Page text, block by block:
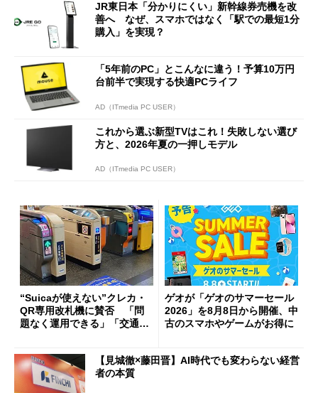
JR東日本「分かりにくい」新幹線券売機を改
善へ なぜ、スマホではなく「駅での最短1分
購入」を実現？
「5年前のPC」とこんなに違う！予算10万円
台前半で実現する快適PCライフ
AD（ITmedia PC USER）
これから選ぶ新型TVはこれ！失敗しない選び
方と、2026年夏の一押しモデル
AD（ITmedia PC USER）
“Suicaが使えない”クレカ・
QR専用改札機に賛否 「問
題なく運用できる」「交通系I
ゲオが「ゲオのサマーセール
2026」を8月8日から開催、中
古のスマホやゲームがお得に
【見城徹×藤田晋】AI時代でも変わらない経営
者の本質